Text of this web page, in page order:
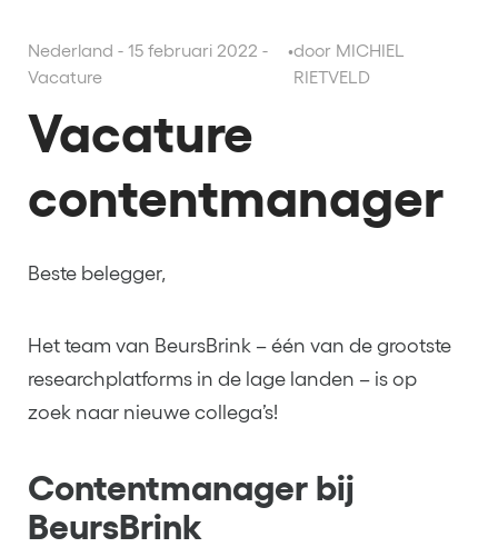
Nederland - 15 februari 2022 -
Vacature
•door MICHIEL
RIETVELD
Vacature
contentmanager
Beste belegger,
Het team van BeursBrink – één van de grootste
researchplatforms in de lage landen – is op
zoek naar nieuwe collega’s!
Contentmanager bij
BeursBrink